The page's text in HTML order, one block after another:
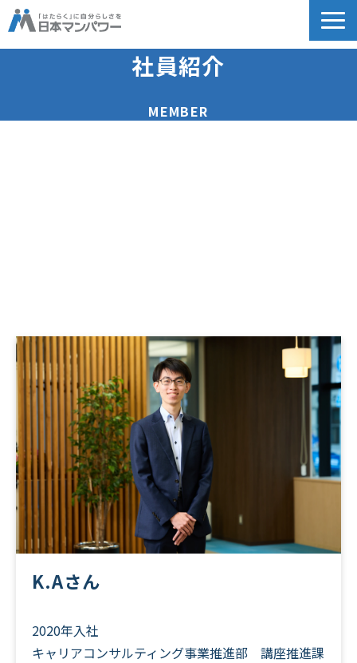
個人のお客様向け
教育関係者向け
社員紹介
MEMBER
K.Aさん
2020年入社
キャリアコンサルティング事業推進部 講座推進課